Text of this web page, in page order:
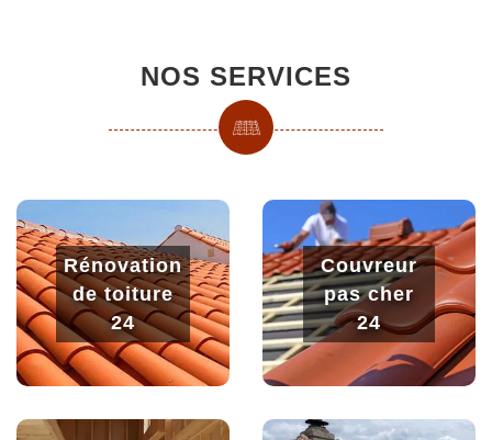
NOS SERVICES
Rénovation
de toiture
24
Couvreur
pas cher
24